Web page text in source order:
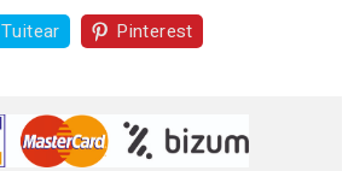
Tuitear Pinterest